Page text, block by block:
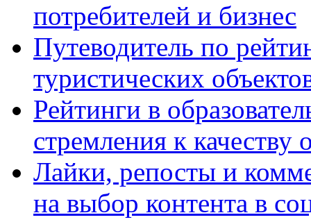
потребителей и бизнес
Путеводитель по
туристических
Рейтинги в
стремления к качеству
Лайки, репосты и
на выбор контента в